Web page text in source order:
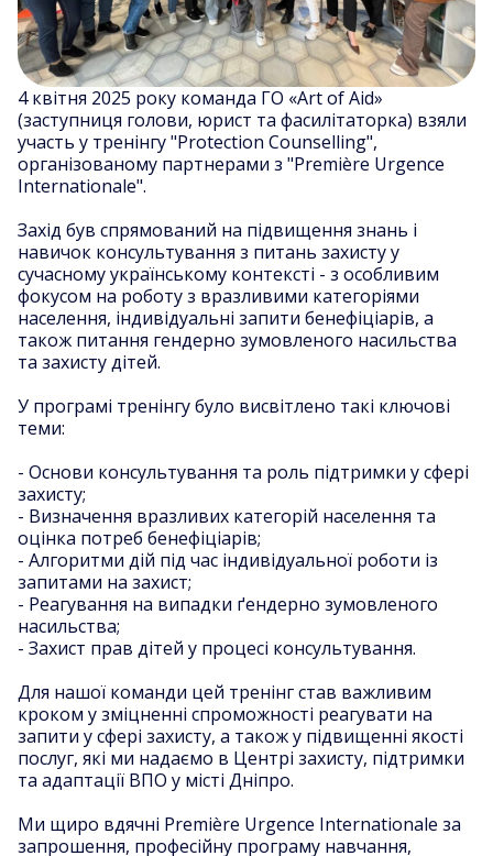
4 квітня 2025 року команда ГО «Art of Aid»
(заступниця голови, юрист та фасилітаторка) взяли
участь у тренінгу "Protection Counselling",
організованому партнерами з "Première Urgence
Internationale".
Захід був спрямований на підвищення знань і
навичок консультування з питань захисту у
сучасному українському контексті - з особливим
фокусом на роботу з вразливими категоріями
населення, індивідуальні запити бенефіціарів, а
також питання гендерно зумовленого насильства
та захисту дітей.
У програмі тренінгу було висвітлено такі ключові
теми:
- Основи консультування та роль підтримки у сфері
захисту;
- Визначення вразливих категорій населення та
оцінка потреб бенефіціарів;
- Алгоритми дій під час індивідуальної роботи із
запитами на захист;
- Реагування на випадки ґендерно зумовленого
насильства;
- Захист прав дітей у процесі консультування.
Для нашої команди цей тренінг став важливим
кроком у зміцненні спроможності реагувати на
запити у сфері захисту, а також у підвищенні якості
послуг, які ми надаємо в Центрі захисту, підтримки
та адаптації ВПО у місті Дніпро.
Ми щиро вдячні Première Urgence Internationale за
запрошення, професійну програму навчання,